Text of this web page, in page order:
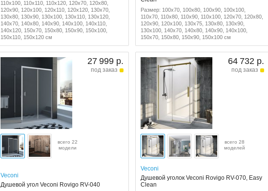
110x100, 110x110, 110x120, 120x70, 120x80,
120x90, 120x100, 120x110, 120x120, 130x70,
130x80, 130x90, 130x100, 130x110, 130x120,
140x70, 140x80, 140x90, 140x100, 140x110,
140x120, 150x70, 150x80, 150x90, 150x100,
150x110, 150x120 см
Размер: 100x70, 100x80, 100x90, 100x100,
110x70, 110x80, 110x90, 110x100, 120x70, 120x80,
120x90, 120x100, 130x75, 130x80, 130x90,
130x100, 140x70, 140x80, 140x90, 140x100,
150x70, 150x80, 150x90, 150x100 см
27 999 р.
под заказ
всего 22
модели
Veconi
Душевой угол Veconi Rovigo RV-040
64 732 р.
под заказ
всего 28
моделей
Veconi
Душевой уголок Veconi Rovigo RV-070, Easy
Clean